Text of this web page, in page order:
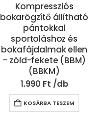
Kompressziós
bokarögzítő állítható
pántokkal
sportoláshoz és
bokafájdalmak ellen
– zöld-fekete (BBM)
(BBKM)
1.990 Ft
KOSÁRBA TESZEM